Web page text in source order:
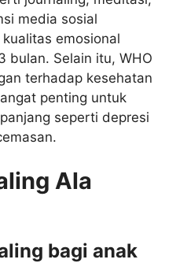
media sosial
emosional
bulan. Selain itu, WHO
terhadap kesehatan
penting untuk
seperti depresi
Ala
bagi anak